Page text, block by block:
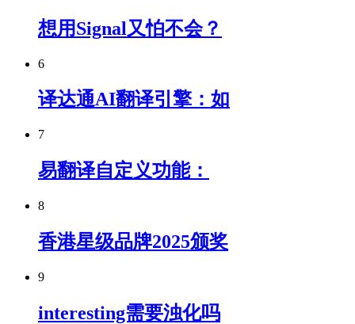
想用Signal又怕不会？
6
译达通AI翻译引擎：如
7
易翻译自定义功能：
8
香港星级品牌2025颁奖
9
interesting需要浊化吗